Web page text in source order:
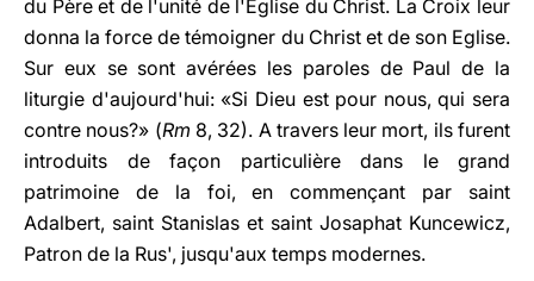
du Père et de l'unité de l'Eglise du Christ. La Croix leur
donna la force de témoigner du Christ et de son Eglise.
Sur eux se sont avérées les paroles de Paul de la
liturgie d'aujourd'hui: «Si Dieu est pour nous, qui sera
contre nous?» (Rm 8, 32). A travers leur mort, ils furent
introduits de façon particulière dans le grand
patrimoine de la foi, en commençant par saint
Adalbert, saint Stanislas et saint Josaphat Kuncewicz,
Patron de la Rus', jusqu'aux temps modernes.